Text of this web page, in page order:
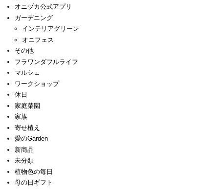
オニヅカ公式アプリ
ガーデニング
インテリアグリーン
オニフェス
その他
フラワンダフルライフ
マルシェ
ワークショップ
休日
家庭菜園
家族
寄せ植え
愛のGarden
新商品
未分類
植物色の毎日
母の日ギフト